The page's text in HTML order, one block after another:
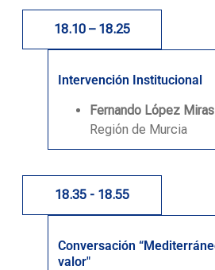
18.10 – 18.25
Intervención Institucional
Fernando López Miras
Región de Murcia
18.35 - 18.55
Conversación
valor"